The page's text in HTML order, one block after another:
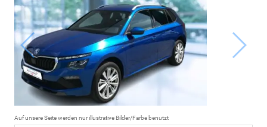
Auf unsere Seite werden nur illustrative Bilder/Farbe benutzt